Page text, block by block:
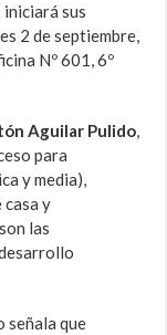
iniciará sus
2 de septiembre,
Nº 601, 6º
Aguilar Pulido,
para
y media),
casa y
las
señala que